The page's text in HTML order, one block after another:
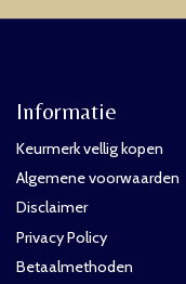
Informatie
Keurmerk vellig kopen
Algemene voorwaarden
Disclaimer
Privacy Policy
Betaalmethoden